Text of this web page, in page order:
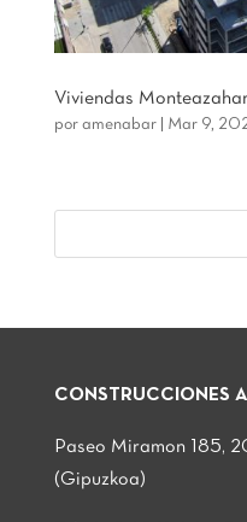
Viviendas
por amenabar| Mar 9,
CONSTRUCCIONES
Paseo Miramon 185,
(Gipuzkoa)